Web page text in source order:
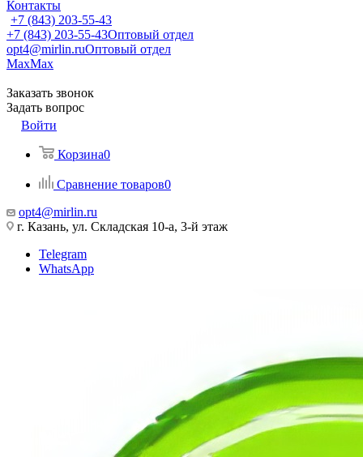
Контакты
+7 (843) 203-55-43
+7 (843) 203-55-43Оптовый отдел
opt4@mirlin.ruОптовый отдел
MaxMax
Заказать звонок
Задать вопрос
Войти
Корзина0
Сравнение товаров0
opt4@mirlin.ru
г. Казань, ул. Складская 10-а, 3-й этаж
Telegram
WhatsApp